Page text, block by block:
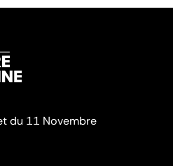
du 11 Novembre